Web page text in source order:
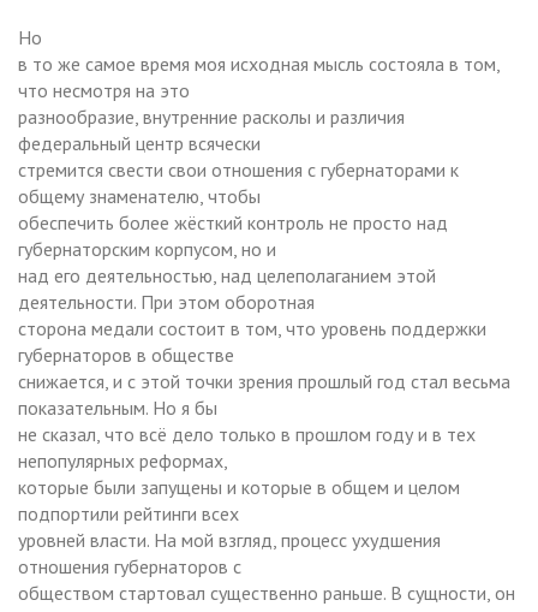
Но
в то же самое время моя исходная мысль состояла в том,
что несмотря на это
разнообразие, внутренние расколы и различия
федеральный центр всячески
стремится свести свои отношения с губернаторами к
общему знаменателю, чтобы
обеспечить более жёсткий контроль не просто над
губернаторским корпусом, но и
над его деятельностью, над целеполаганием этой
деятельности. При этом оборотная
сторона медали состоит в том, что уровень поддержки
губернаторов в обществе
снижается, и с этой точки зрения прошлый год стал весьма
показательным. Но я бы
не сказал, что всё дело только в прошлом году и в тех
непопулярных реформах,
которые были запущены и которые в общем и целом
подпортили рейтинги всех
уровней власти. На мой взгляд, процесс ухудшения
отношения губернаторов с
обществом стартовал существенно раньше. В сущности, он